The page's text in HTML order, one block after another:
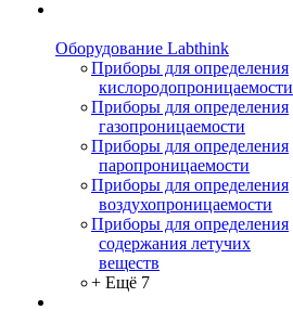
Оборудование Labthink
Приборы для определения
кислородопроницаемости
Приборы для определения
газопроницаемости
Приборы для определения
паропроницаемости
Приборы для определения
воздухопроницаемости
Приборы для определения
содержания летучих
веществ
+ Ещё 7